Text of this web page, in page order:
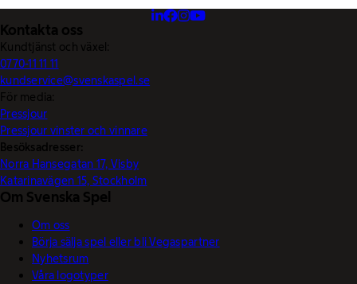
Kontakta oss
Kundtjänst och växel:
0770-11 11 11
kundservice@svenskaspel.se
För media:
Pressjour
Pressjour vinster och vinnare
Besöksadresser:
Norra Hansegatan 17, Visby
Katarinavägen 15, Stockholm
Om Svenska Spel
Om oss
Börja sälja spel eller bli Vegaspartner
Nyhetsrum
Våra logotyper